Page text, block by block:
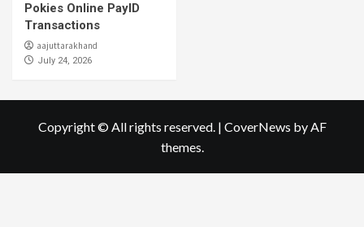
Pokies Online PayID
Transactions
aajuttarakhand
July 24, 2026
Copyright © All rights reserved. | CoverNews by AF
themes.